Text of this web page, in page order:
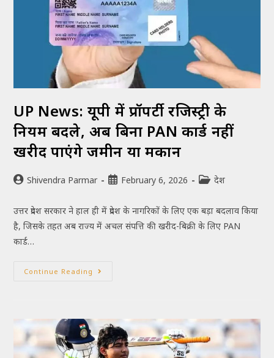
UP News: यूपी में प्रॉपर्टी रजिस्ट्री के
नियम बदले, अब बिना PAN कार्ड नहीं
खरीद पाएंगे जमीन या मकान
Shivendra Parmar February 6, 2026 देश
उत्तर प्रदेश सरकार ने हाल ही में प्रदेश के नागरिकों के लिए एक बड़ा बदलाव किया
है, जिसके तहत अब राज्य में अचल संपत्ति की खरीद-बिक्री के लिए PAN
कार्ड…
Continue Reading